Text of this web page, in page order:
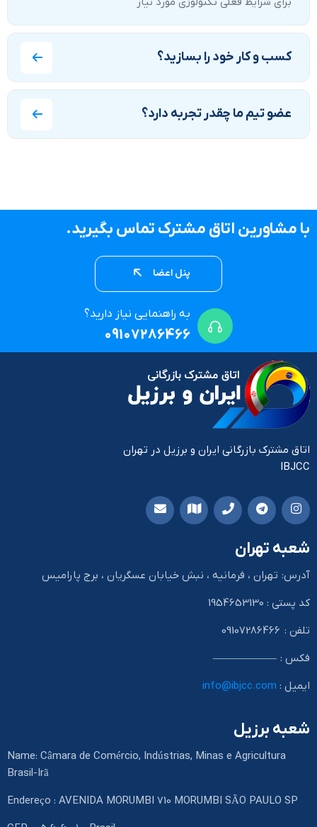
کسب و کار خود را بسازید؟
عضو تیم ما چقدر تجربه دارد؟
با مشاورین اتاق مشترک تماس بگیرید.
پنل اعضا
به راهنمایی نیاز دارید؟
09107286466
اتاق مشترک بازرگانی ایران و برزیل در تهران
IBJCC
شعبه تهران
آدرس: تهران ، فرمانیه ، نبش خیابان عسگریان ، برج پارامیس
کد پستی : 1954653130
تلفن : 09107286466
فکس : ——————
ایمیل : info@ibjcc.com
شعبه برزیل
Name: Câmara de Comércio, Indústrias, Minas e Agricultura
Brasil-Irã
Endereço : AVENIDA MORUMBI 710 MORUMBI SÃO PAULO SP